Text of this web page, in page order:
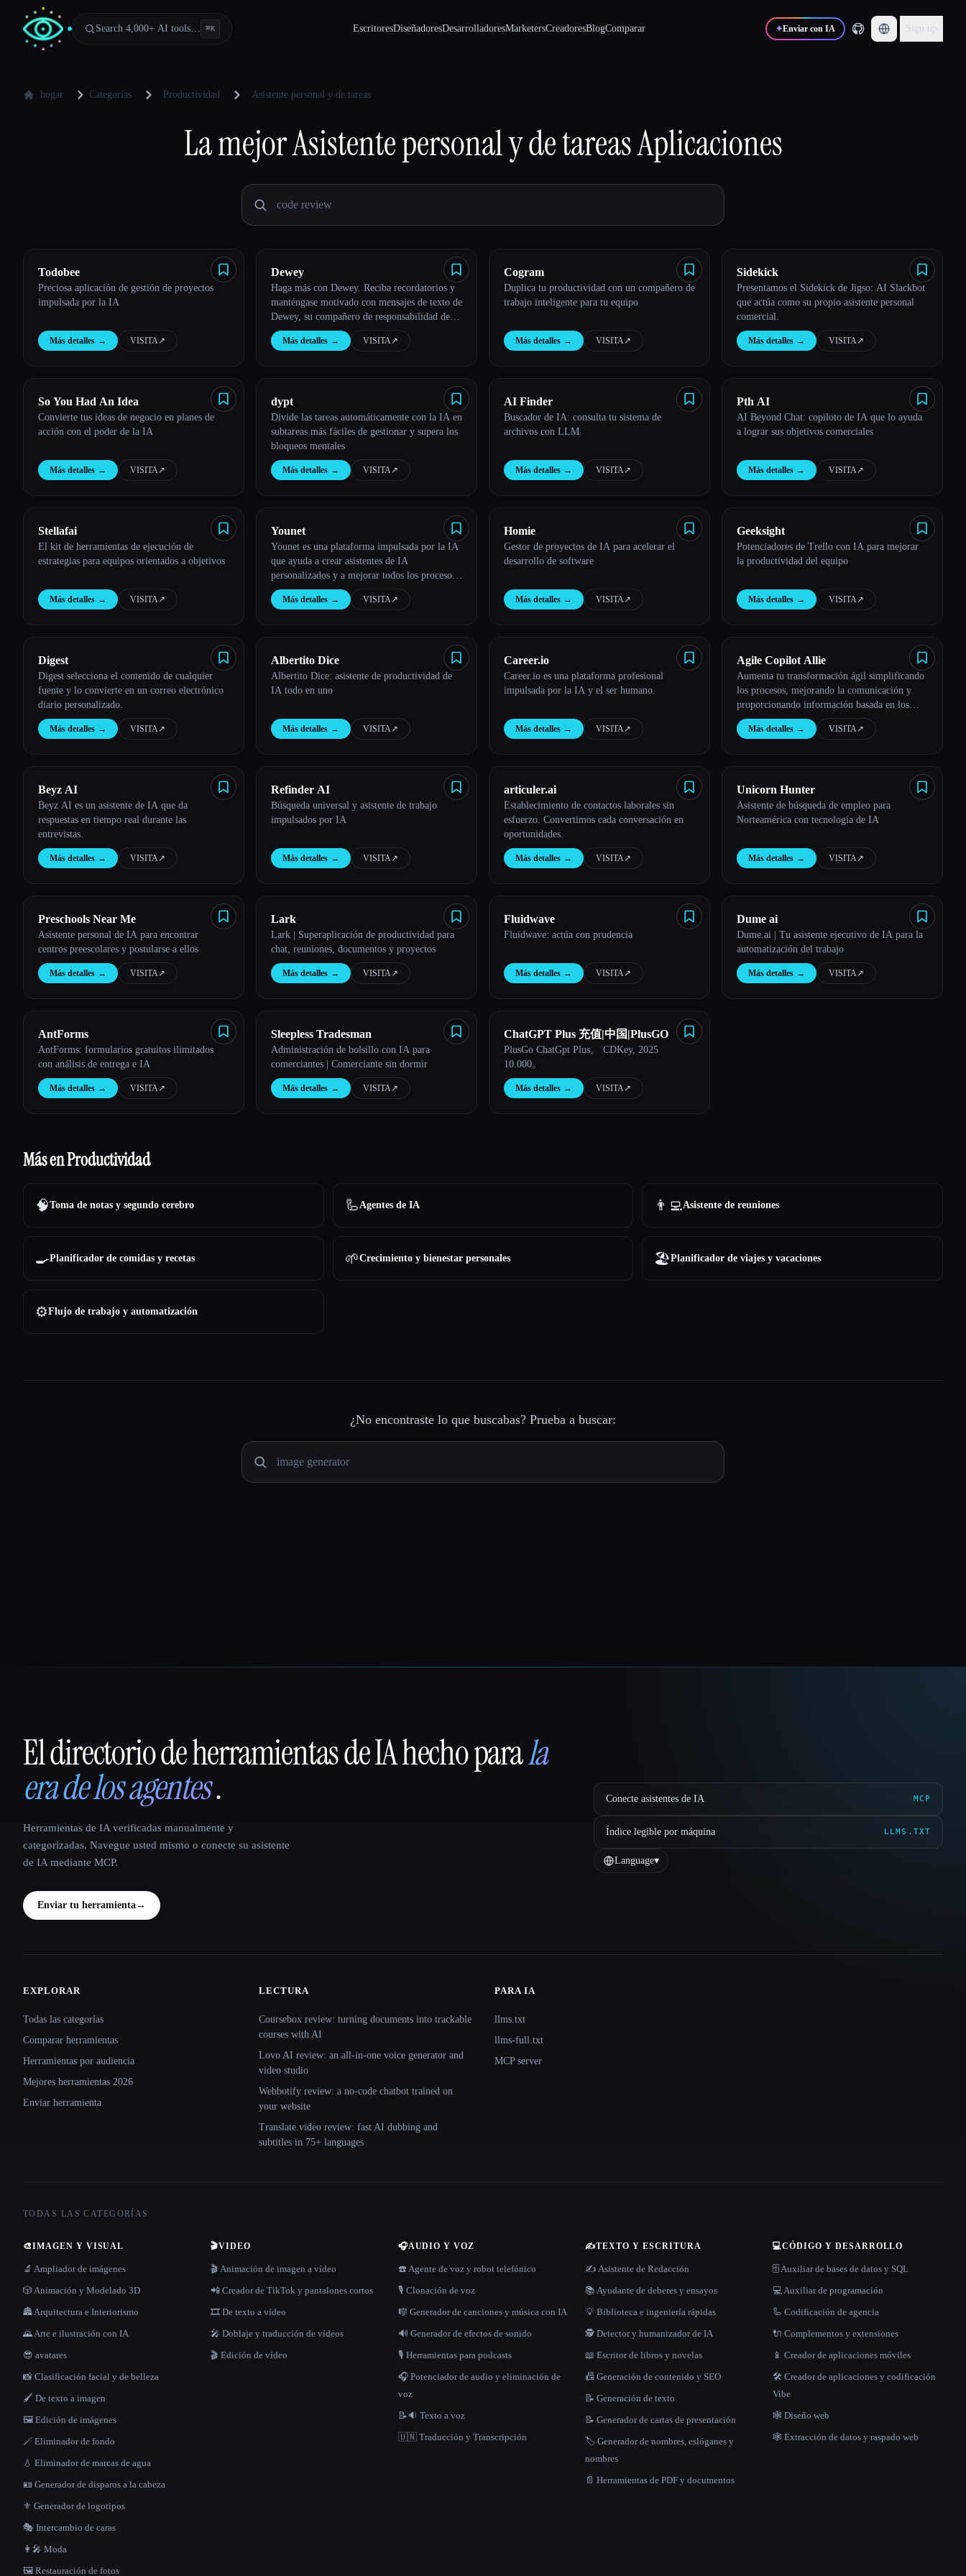
Search 4,000+ AI tools… ⌘K EscritoresDiseñadoresDesarrolladoresMarketersCreadoresBlogComparar ✦Enviar con IA Sign up
hogar Categorías Productividad Asistente personal y de tareas
La mejorAsistente personal y de tareasAplicaciones
Todobee
Preciosa aplicación de gestión de proyectos
impulsada por la IA
Más detalles → VISITA↗︎
Dewey
Haga más con Dewey. Reciba recordatorios y
manténgase motivado con mensajes de texto de
Dewey, su compañero de responsabilidad de
IA.
Más detalles → VISITA↗︎
Cogram
Duplica tu productividad con un compañero de
trabajo inteligente para tu equipo
Más detalles → VISITA↗︎
Sidekick
Presentamos el Sidekick de Jigso: AI Slackbot
que actúa como su propio asistente personal
comercial.
Más detalles → VISITA↗︎
So You Had An Idea
Convierte tus ideas de negocio en planes de
acción con el poder de la IA
Más detalles → VISITA↗︎
dypt
Divide las tareas automáticamente con la IA en
subtareas más fáciles de gestionar y supera los
bloqueos mentales
Más detalles → VISITA↗︎
AI Finder
Buscador de IA: consulta tu sistema de
archivos con LLM.
Más detalles → VISITA↗︎
Pth AI
AI Beyond Chat: copiloto de IA que lo ayuda
a lograr sus objetivos comerciales
Más detalles → VISITA↗︎
Stellafai
El kit de herramientas de ejecución de
estrategias para equipos orientados a objetivos
Más detalles → VISITA↗︎
Younet
Younet es una plataforma impulsada por la IA
que ayuda a crear asistentes de IA
personalizados y a mejorar todos los procesos
de comunicación y colaboración. Está listo
para ayudarte en ventas, marketing, recursos
Más detalles → VISITA↗︎
Homie
Gestor de proyectos de IA para acelerar el
desarrollo de software
Más detalles → VISITA↗︎
Geeksight
Potenciadores de Trello con IA para mejorar
la productividad del equipo
Más detalles → VISITA↗︎
Digest
Digest selecciona el contenido de cualquier
fuente y lo convierte en un correo electrónico
diario personalizado.
Más detalles → VISITA↗︎
Albertito Dice
Albertito Dice: asistente de productividad de
IA todo en uno
Más detalles → VISITA↗︎
Career.io
Career.io es una plataforma profesional
impulsada por la IA y el ser humano.
Más detalles → VISITA↗︎
Agile Copilot Allie
Aumenta tu transformación ágil simplificando
los procesos, mejorando la comunicación y
proporcionando información basada en los
datos.
Más detalles → VISITA↗︎
Beyz AI
Beyz AI es un asistente de IA que da
respuestas en tiempo real durante las
entrevistas.
Más detalles → VISITA↗︎
Refinder AI
Búsqueda universal y asistente de trabajo
impulsados por IA
Más detalles → VISITA↗︎
articuler.ai
Establecimiento de contactos laborales sin
esfuerzo. Convertimos cada conversación en
oportunidades.
Más detalles → VISITA↗︎
Unicorn Hunter
Asistente de búsqueda de empleo para
Norteamérica con tecnología de IA
Más detalles → VISITA↗︎
Preschools Near Me
Asistente personal de IA para encontrar
centros preescolares y postularse a ellos
Más detalles → VISITA↗︎
Lark
Lark | Superaplicación de productividad para
chat, reuniones, documentos y proyectos
Más detalles → VISITA↗︎
Fluidwave
Fluidwave: actúa con prudencia
Más detalles → VISITA↗︎
Dume ai
Dume.ai | Tu asistente ejecutivo de IA para la
automatización del trabajo
Más detalles → VISITA↗︎
AntForms
AntForms: formularios gratuitos ilimitados
con análisis de entrega e IA
Más detalles → VISITA↗︎
Sleepless Tradesman
Administración de bolsillo con IA para
comerciantes | Comerciante sin dormir
Más detalles → VISITA↗︎
ChatGPT Plus 充值|中国|PlusGO
PlusGo ChatGpt Plus。 CDKey, 2025
10.000。
Más detalles → VISITA↗︎
Más en Productividad
🧠Toma de notas y segundo cerebro 🦾Agentes de IA 👨‍💻Asistente de reuniones
🍳Planificador de comidas y recetas 🌱Crecimiento y bienestar personales 🏖Planificador de viajes y vacaciones
⚙️Flujo de trabajo y automatización
¿No encontraste lo que buscabas? Prueba a buscar:
That AI Collection
El directorio de herramientas de IA hecho parala
era de los agentes.
Herramientas de IA verificadas manualmente y
categorizadas. Navegue usted mismo o conecte su asistente
de IA mediante MCP.
Enviar tu herramienta→
Conecte asistentes de IA MCP
Índice legible por máquina LLMS.TXT
Language▾
Site navigation
EXPLORAR
Todas las categorías
Comparar herramientas
Herramientas por audiencia
Mejores herramientas 2026
Enviar herramienta
LECTURA
Coursebox review: turning documents into trackable
courses with AI
Lovo AI review: an all-in-one voice generator and
video studio
Webbotify review: a no-code chatbot trained on
your website
Translate.video review: fast AI dubbing and
subtitles in 75+ languages
PARA IA
llms.txt
llms-full.txt
MCP server
TODAS LAS CATEGORÍAS
🎨IMAGEN Y VISUAL
🔬 Ampliador de imágenes
🎲 Animación y Modelado 3D
🏯 Arquitectura e Interiorismo
🌄 Arte e ilustración con IA
😎 avatares
📸 Clasificación facial y de belleza
🖌️ De texto a imagen
🖼️ Edición de imágenes
🪄 Eliminador de fondo
💧 Eliminador de marcas de agua
🪪 Generador de disparos a la cabeza
⚜️ Generador de logotipos
🎭 Intercambio de caras
👩‍🎤 Moda
🖼️ Restauración de fotos
🎬VIDEO
🎬 Animación de imagen a vídeo
📲 Creador de TikTok y pantalones cortos
🎞️ De texto a vídeo
🎤 Doblaje y traducción de vídeos
🎬 Edición de vídeo
🎧AUDIO Y VOZ
☎️ Agente de voz y robot telefónico
🎙️ Clonación de voz
🎼 Generador de canciones y música con IA
🔊 Generador de efectos de sonido
🎙️ Herramientas para podcasts
🎧 Potenciador de audio y eliminación de
voz
📝🔉 Texto a voz
🇺🇳 Traducción y Transcripción
✍️TEXTO Y ESCRITURA
✍️ Asistente de Redacción
📚 Ayudante de deberes y ensayos
💡 Biblioteca e ingeniería rápidas
🕵️ Detector y humanizador de IA
📖 Escritor de libros y novelas
📠 Generación de contenido y SEO
📝 Generación de texto
📝 Generador de cartas de presentación
🏷️ Generador de nombres, eslóganes y
nombres
📄 Herramientas de PDF y documentos
💻CÓDIGO Y DESARROLLO
🗄️ Auxiliar de bases de datos y SQL
💻 Auxiliar de programación
🦾 Codificación de agencia
🔌 Complementos y extensiones
📱 Creador de aplicaciones móviles
🛠️ Creador de aplicaciones y codificación
Vibe
🕸 Diseño web
🕸️ Extracción de datos y raspado web